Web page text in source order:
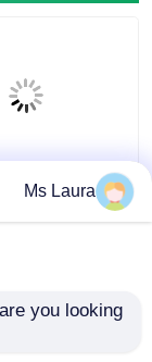
في القدرة على
Ms Laura
you looking